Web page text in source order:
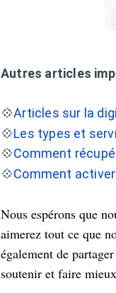
Autres articles
💠Articles sur la
💠Les types et
💠Comment
💠Comment
Nous espérons que
aimerez tout ce que
également de
soutenir et faire